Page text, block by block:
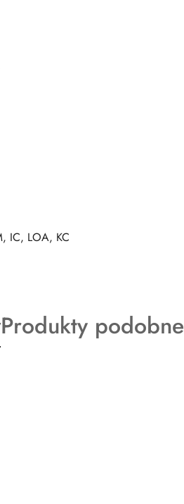
IC, LOA, KC
Produkty
o
Produkty podobne